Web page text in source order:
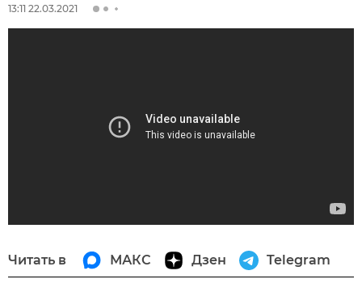
13:11 22.03.2021
Читать в МАКС Дзен Telegram